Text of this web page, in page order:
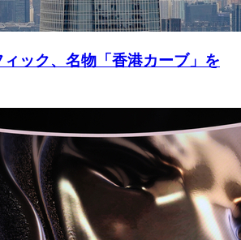
ック、名物「香港カーブ」を